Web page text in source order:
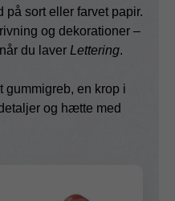
på sort eller farvet papir.
og dekorationer –
du laver Lettering.
gummigreb, en krop i
og hætte med